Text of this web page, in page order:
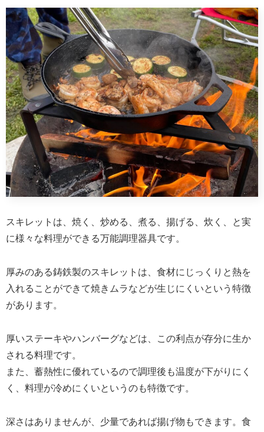
スキレットは、焼く、炒める、煮る、揚げる、炊く、と実
に様々な料理ができる万能調理器具です。
厚みのある鋳鉄製のスキレットは、食材にじっくりと熱を
入れることができて焼きムラなどが生じにくいという特徴
があります。
厚いステーキやハンバーグなどは、この利点が存分に生か
される料理です。
また、蓄熱性に優れているので調理後も温度が下がりにく
く、料理が冷めにくいというのも特徴です。
深さはありませんが、少量であれば揚げ物もできます。食